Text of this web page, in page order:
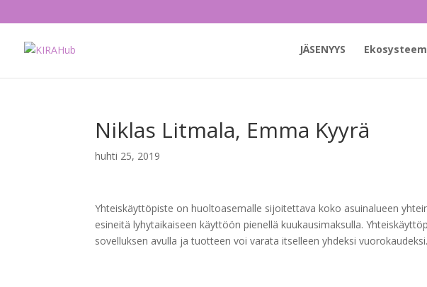
JÄSENYYS
Niklas Litmala, Emma Kyyrä
huhti 25, 2019
Yhteiskäyttöpiste on huoltoasemalle sijoitettava koko asuinalueen
esineitä lyhytaikaiseen käyttöön pienellä kuukausimaksulla.
sovelluksen avulla ja tuotteen voi varata itselleen yhdeksi vuorokaudeksi.